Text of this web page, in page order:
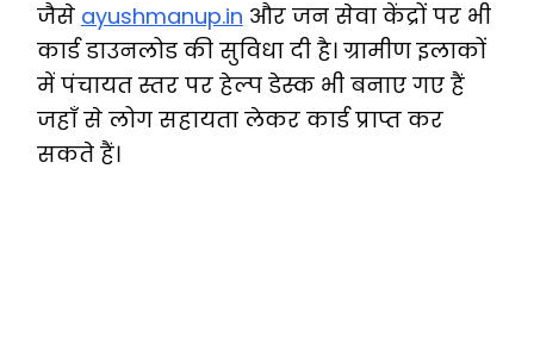
जैसे ayushmanup.in और जन सेवा केंद्रों पर भी
कार्ड डाउनलोड की सुविधा दी है। ग्रामीण इलाकों
में पंचायत स्तर पर हेल्प डेस्क भी बनाए गए हैं
जहाँ से लोग सहायता लेकर कार्ड प्राप्त कर
सकते हैं।